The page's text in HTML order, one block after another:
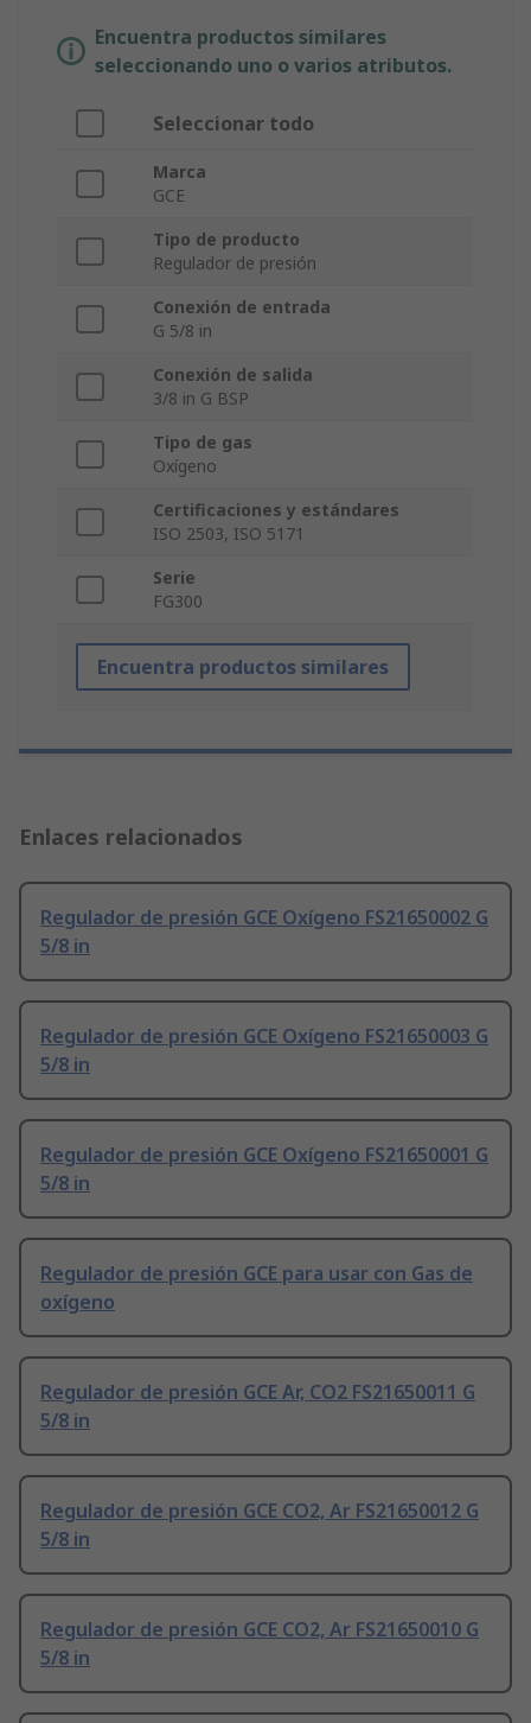
Encuentra productos similares
seleccionando uno o varios atributos.
Seleccionar todo
Marca
GCE
Tipo de producto
Regulador de presión
Conexión de entrada
G 5/8 in
Conexión de salida
3/8 in G BSP
Tipo de gas
Oxígeno
Certificaciones y estándares
ISO 2503, ISO 5171
Serie
FG300
Encuentra productos similares
Enlaces relacionados
Regulador de presión GCE Oxígeno FS21650002 G
5/8 in
Regulador de presión GCE Oxígeno FS21650003 G
5/8 in
Regulador de presión GCE Oxígeno FS21650001 G
5/8 in
Regulador de presión GCE para usar con Gas de
oxígeno
Regulador de presión GCE Ar, CO2 FS21650011 G
5/8 in
Regulador de presión GCE CO2, Ar FS21650012 G
5/8 in
Regulador de presión GCE CO2, Ar FS21650010 G
5/8 in